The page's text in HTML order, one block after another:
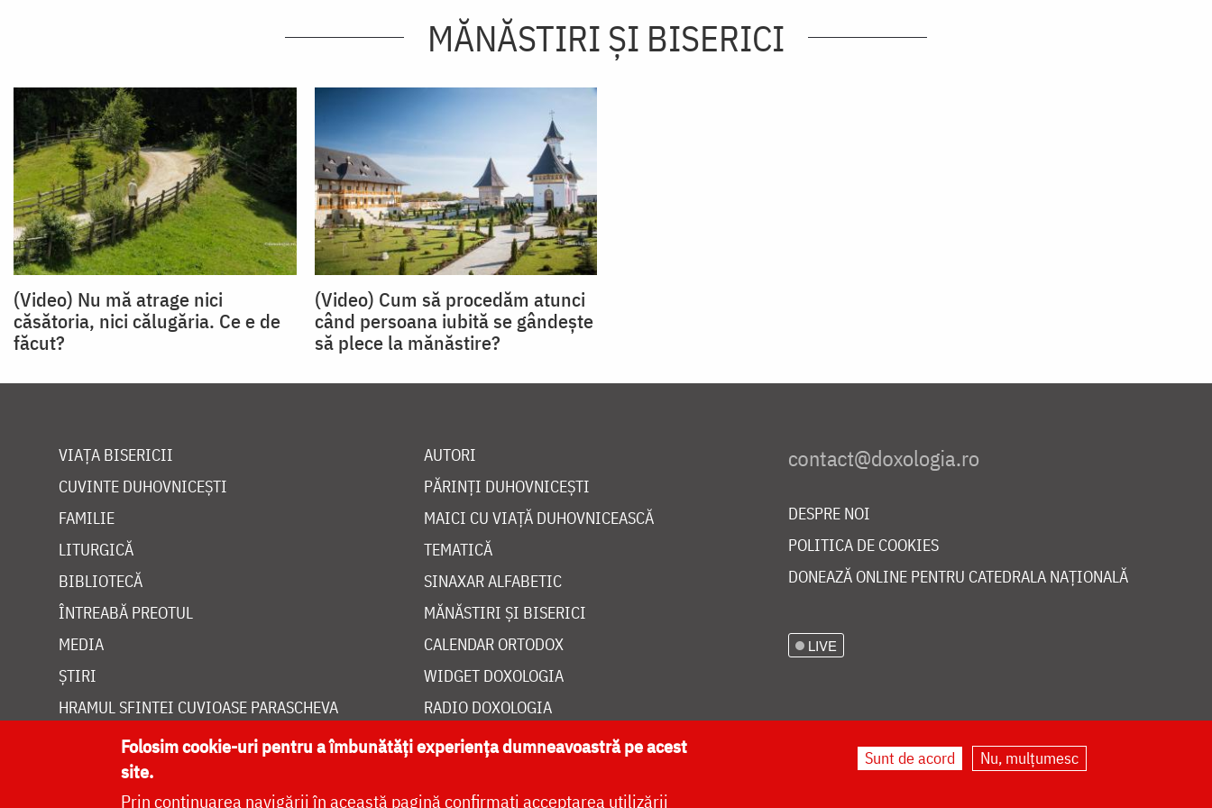
MĂNĂSTIRI ȘI BISERICI
(Video) Nu mă atrage nici
căsătoria, nici călugăria. Ce e de
făcut?
(Video) Cum să procedăm atunci
când persoana iubită se gândește
să plece la mănăstire?
VIAȚA BISERICII
CUVINTE DUHOVNICEȘTI
FAMILIE
LITURGICĂ
BIBLIOTECĂ
ÎNTREABĂ PREOTUL
MEDIA
ȘTIRI
HRAMUL SFINTEI CUVIOASE PARASCHEVA
AUTORI
PĂRINȚI DUHOVNICEȘTI
MAICI CU VIAȚĂ DUHOVNICEASCĂ
TEMATICĂ
SINAXAR ALFABETIC
MĂNĂSTIRI ȘI BISERICI
CALENDAR ORTODOX
WIDGET DOXOLOGIA
RADIO DOXOLOGIA
DESPRE NOI
POLITICA DE COOKIES
DONEAZĂ ONLINE PENTRU CATEDRALA NAȚIONALĂ
LIVE
Folosim cookie-uri pentru a îmbunătăți experiența dumneavoastră pe acest
site.
Prin continuarea navigării în această pagină confirmați acceptarea utilizării
Sunt de acord Nu, mulțumesc